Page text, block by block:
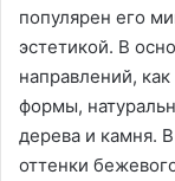
популярен его
эстетикой. В
направлений,
формы,
дерева и камня.
оттенки